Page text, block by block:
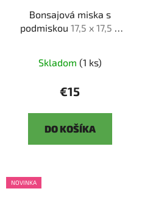
Bonsajová miska s
podmiskou 17,5 x 17,5 x
Skladom (1 ks)
€15
DO KOŠÍKA
NOVINKA